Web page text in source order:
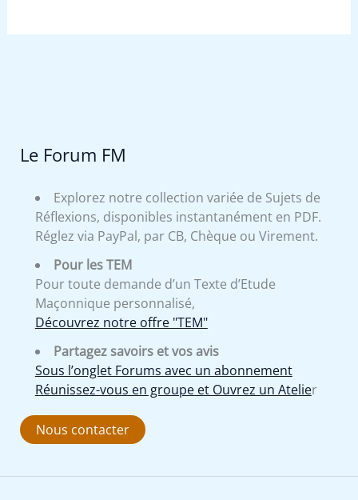
Le Forum FM
Explorez notre collection variée de Sujets de
Réflexions, disponibles instantanément en PDF.
Réglez via PayPal, par CB, Chèque ou Virement.
Pour les TEM
Pour toute demande d’un Texte d’Etude
Maçonnique personnalisé,
Découvrez notre offre "TEM"
Partagez savoirs et vos avis
Sous l’onglet Forums avec un abonnement
Réunissez-vous en groupe et Ouvrez un Atelier
Nous contacter